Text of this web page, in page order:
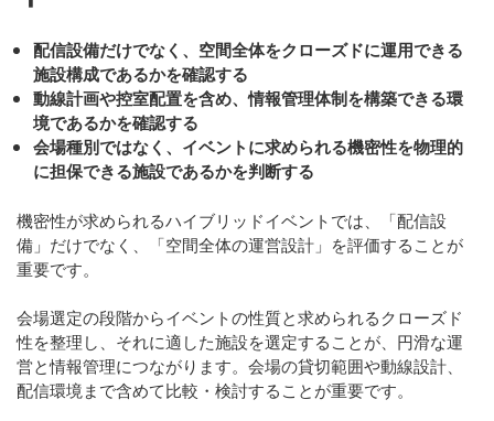
配信設備だけでなく、空間全体をクローズドに運用できる
施設構成であるかを確認する
動線計画や控室配置を含め、情報管理体制を構築できる環
境であるかを確認する
会場種別ではなく、イベントに求められる機密性を物理的
に担保できる施設であるかを判断する
機密性が求められるハイブリッドイベントでは、
「配信設
備」だけでなく、「空間全体の運営設計」を評価することが
重要です。
会場選定の段階からイベントの性質と求められるクローズド
性を整理し、それに適した施設を選定することが、円滑な運
営と情報管理につながります。会場の貸切範囲や動線設計、
配信環境まで含めて比較・検討することが重要です。